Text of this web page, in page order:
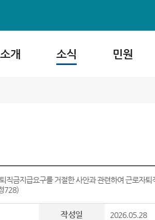
개 소식 민원
직금지급요구를 거절한 사안과 관련하여 근로자
728)
작성일 2026.05.28